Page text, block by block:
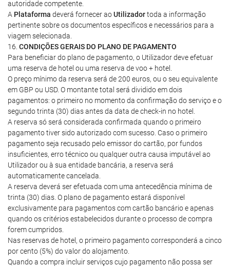
autoridade competente.
A Plataforma deverá fornecer aoUtilizadortoda a informação
pertinente sobre os documentos específicos e necessários para a
viagem selecionada.
16. CONDIÇÕES GERAIS DO PLANO DE PAGAMENTO
Para beneficiar do plano de pagamento, o Utilizador deve efetuar
uma reserva de hotel ou uma reserva de voo + hotel.
O preço mínimo da reserva será de 200 euros, ou o seu equivalente
em GBP ou USD. O montante total será dividido em dois
pagamentos: o primeiro no momento da confirmação do serviço e o
segundo trinta (30) dias antes da data de check-in no hotel.
A reserva só será considerada confirmada quando o primeiro
pagamento tiver sido autorizado com sucesso. Caso o primeiro
pagamento seja recusado pelo emissor do cartão, por fundos
insuficientes, erro técnico ou qualquer outra causa imputável ao
Utilizador ou à sua entidade bancária, a reserva será
automaticamente cancelada.
A reserva deverá ser efetuada com uma antecedência mínima de
trinta (30) dias. O plano de pagamento estará disponível
exclusivamente para pagamentos com cartão bancário e apenas
quando os critérios estabelecidos durante o processo de compra
forem cumpridos.
Nas reservas de hotel, o primeiro pagamento corresponderá a cinco
por cento (5%) do valor do alojamento.
Quando a compra incluir serviços cujo pagamento não possa ser